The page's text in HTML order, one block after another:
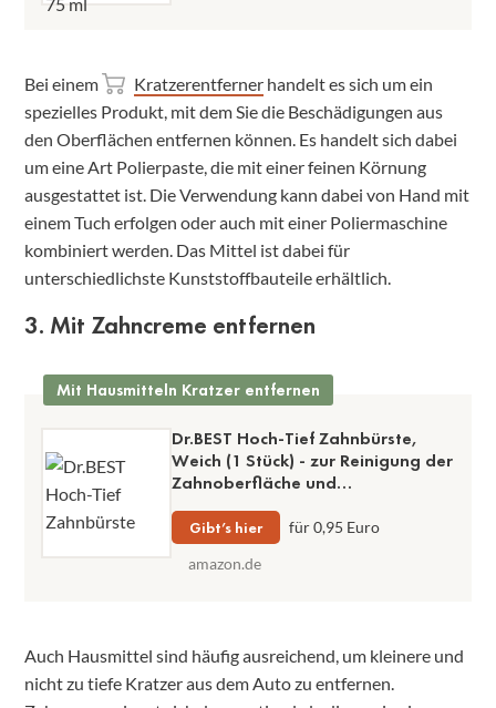
Bei einem Kratzerentferner handelt es sich um ein
spezielles Produkt, mit dem Sie die Beschädigungen aus
den Oberflächen entfernen können. Es handelt sich dabei
um eine Art Polierpaste, die mit einer feinen Körnung
ausgestattet ist. Die Verwendung kann dabei von Hand mit
einem Tuch erfolgen oder auch mit einer Poliermaschine
kombiniert werden. Das Mittel ist dabei für
unterschiedlichste Kunststoffbauteile erhältlich.
3. Mit Zahncreme entfernen
Mit Hausmitteln Kratzer entfernen
Dr.BEST Hoch-Tief Zahnbürste,
Weich (1 Stück) - zur Reinigung der
Zahnoberfläche und
Zahnzwischenräume
Gibt’s hier
für 0,95 Euro
amazon.de
Auch Hausmittel sind häufig ausreichend, um kleinere und
nicht zu tiefe Kratzer aus dem Auto zu entfernen.